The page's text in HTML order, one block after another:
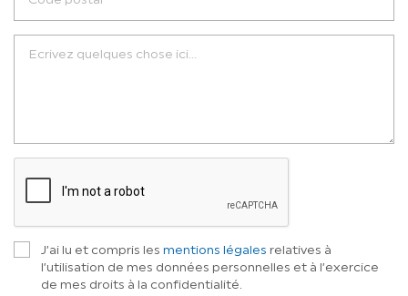
J’ai lu et compris les mentions légales relatives à
l’utilisation de mes données personnelles et à l’exercice
de mes droits à la confidentialité.